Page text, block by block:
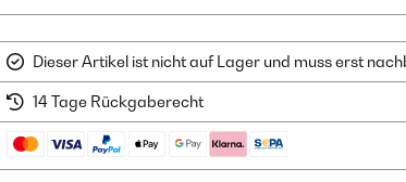
Dieser Artikel ist nicht auf Lager und muss erst
14 Tage Rückgaberecht